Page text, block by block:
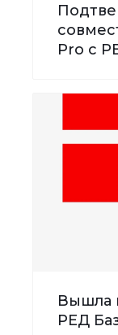
Pro с
Вышла
РЕД